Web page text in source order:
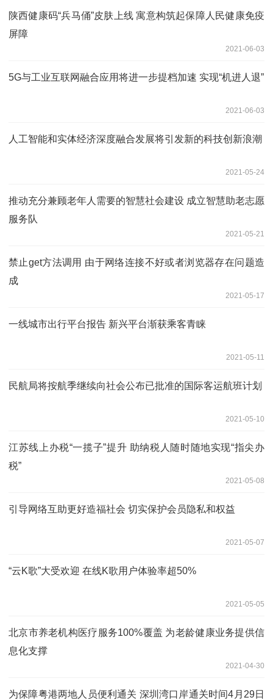
陕西健康码“兵马俑”皮肤上线 寓意构筑起保障人民健康免疫
屏障
2021-06-03
5G与工业互联网融合应用将进一步提档加速 实现“机进人退”
2021-06-03
人工智能和实体经济深度融合发展将引发新的科技创新浪潮
2021-05-24
推动充分兼顾老年人需要的智慧社会建设 成立智慧助老志愿
服务队
2021-05-21
禁止get方法调用 由于网络连接不好或者浏览器存在问题造
成
2021-05-17
一线城市出行平台报告 新兴平台渐获乘客青睐
2021-05-11
民航局将按航季继续向社会公布已批准的国际客运航班计划
2021-05-10
江苏线上办税“一揽子”提升 助纳税人随时随地实现“指尖办
税”
2021-05-08
引导网络互助更好造福社会 切实保护会员隐私和权益
2021-05-07
“云K歌”大受欢迎 在线K歌用户体验率超50%
2021-05-05
北京市养老机构医疗服务100%覆盖 为老龄健康业务提供信
息化支撑
2021-04-30
为保障粤港两地人员便利通关 深圳湾口岸通关时间4月29日